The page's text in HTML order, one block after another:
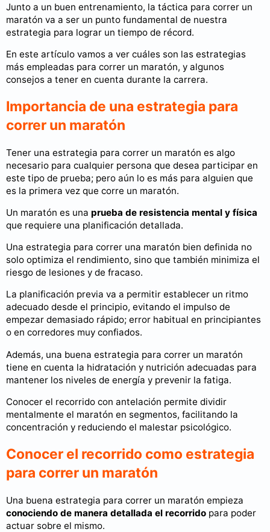
Junto a un buen entrenamiento, la táctica para correr un
maratón va a ser un punto fundamental de nuestra
estrategia para lograr un tiempo de récord.
En este artículo vamos a ver cuáles son las estrategias
más empleadas para correr un maratón, y algunos
consejos a tener en cuenta durante la carrera.
Importancia de una estrategia para
correr un maratón
Tener una estrategia para correr un maratón es algo
necesario para cualquier persona que desea participar en
este tipo de prueba; pero aún lo es más para alguien que
es la primera vez que corre un maratón.
Un maratón es una prueba de resistencia mental y física
que requiere una planificación detallada.
Una estrategia para correr una maratón bien definida no
solo optimiza el rendimiento, sino que también minimiza el
riesgo de lesiones y de fracaso.
La planificación previa va a permitir establecer un ritmo
adecuado desde el principio, evitando el impulso de
empezar demasiado rápido; error habitual en principiantes
o en corredores muy confiados.
Además, una buena estrategia para correr un maratón
tiene en cuenta la hidratación y nutrición adecuadas para
mantener los niveles de energía y prevenir la fatiga.
Conocer el recorrido con antelación permite dividir
mentalmente el maratón en segmentos, facilitando la
concentración y reduciendo el malestar psicológico.
Conocer el recorrido como estrategia
para correr un maratón
Una buena estrategia para correr un maratón empieza
conociendo de manera detallada el recorrido para poder
actuar sobre el mismo.